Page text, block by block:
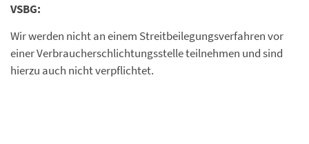
VSBG:
Wir werden nicht an einem Streitbeilegungsverfahren vor
einer Verbraucherschlichtungsstelle teilnehmen und sind
hierzu auch nicht verpflichtet.